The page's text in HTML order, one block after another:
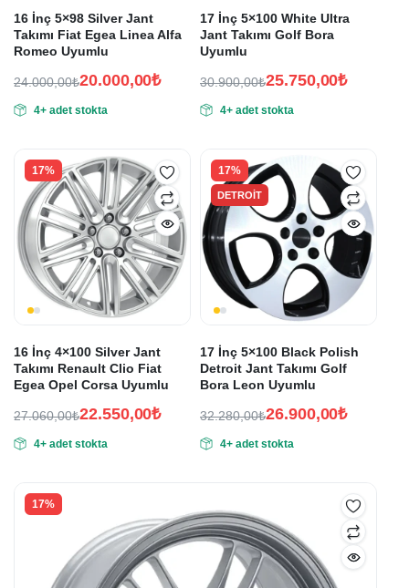
16 İnç 5×98 Silver Jant
Takımı Fiat Egea Linea Alfa
Romeo Uyumlu
24.000,00₺
fiyat:
20.000,00₺
andaki
20.000,00₺.
4+ adet stokta
17 İnç 5×100 White Ultra
Jant Takımı Golf Bora
Uyumlu
30.900,00₺
fiyat:
25.750,00₺
andaki
25.750,00₺.
4+ adet stokta
17%
16 İnç 4×100 Silver Jant
Takımı Renault Clio Fiat
Egea Opel Corsa Uyumlu
27.060,00₺
fiyat:
22.550,00₺
andaki
22.550,00₺.
4+ adet stokta
17%
DETROIT
17 İnç 5×100 Black Polish
Detroit Jant Takımı Golf
Bora Leon Uyumlu
32.280,00₺
fiyat:
26.900,00₺
andaki
4+ adet stokta
17%